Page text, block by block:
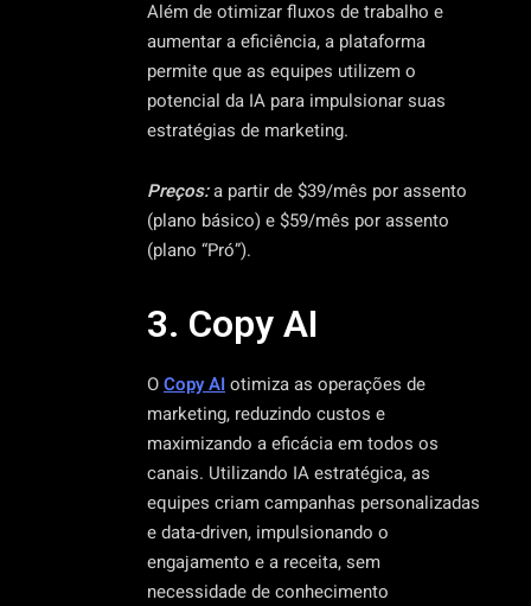
Além de otimizar fluxos de trabalho e
aumentar a eficiência, a plataforma
permite que as equipes utilizem o
potencial da IA para impulsionar suas
estratégias de marketing.
Preços:a partir de $39/mês por assento
(plano básico) e $59/mês por assento
(plano “Pró”).
3. Copy AI
OCopy AIotimiza as operações de
marketing, reduzindo custos e
maximizando a eficácia em todos os
canais. Utilizando IA estratégica, as
equipes criam campanhas personalizadas
e data-driven, impulsionando o
engajamento e a receita, sem
necessidade de conhecimento